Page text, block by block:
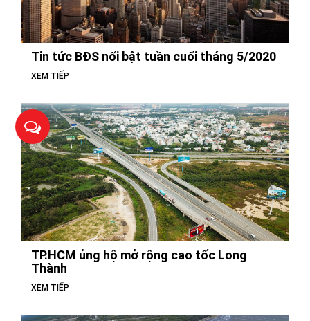
Tin tức BĐS nổi bật tuần cuối tháng 5/2020
XEM TIẾP
TP.HCM ủng hộ mở rộng cao tốc Long
Thành
XEM TIẾP